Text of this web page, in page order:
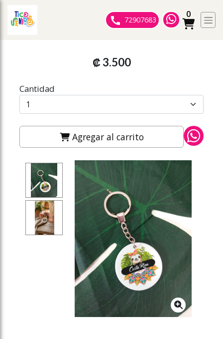
slideout menu. 72907683
0
₡ 3.500
Cantidad
Agregar al carrito